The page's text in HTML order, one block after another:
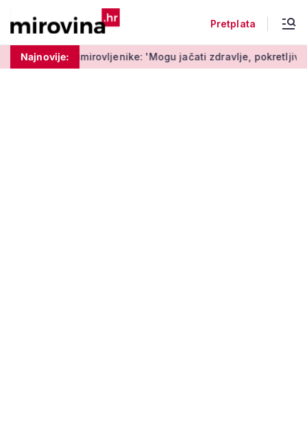
Pretplata
Najnovije:'Mogu jačati zdravlje, pokretljivost i kvalitetu